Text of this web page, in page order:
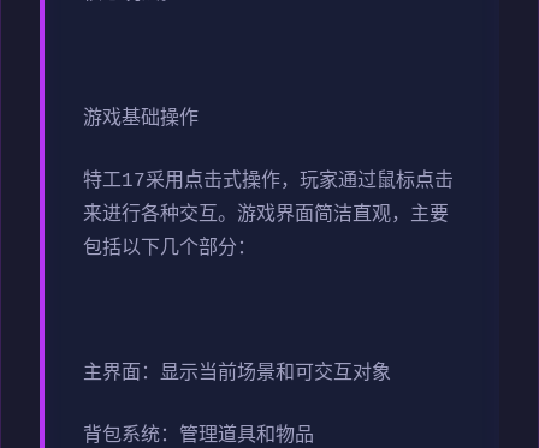
游戏基础操作
特工17采用点击式操作，玩家通过鼠标点击
来进行各种交互。游戏界面简洁直观，主要
包括以下几个部分：
主界面：显示当前场景和可交互对象
背包系统：管理道具和物品